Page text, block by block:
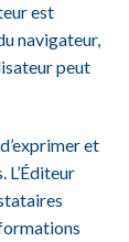
est
navigateur,
peut
et
L’Éditeur